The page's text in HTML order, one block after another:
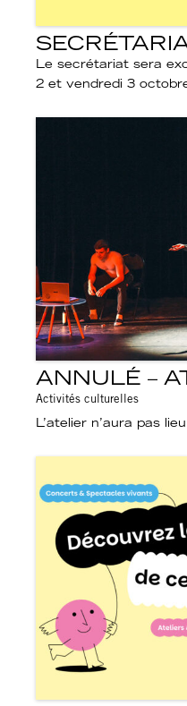
Le secrétariat sera
2 et vendredi 3
ANNULÉ –
Activités culturelles
L’atelier n’aura pas lieu